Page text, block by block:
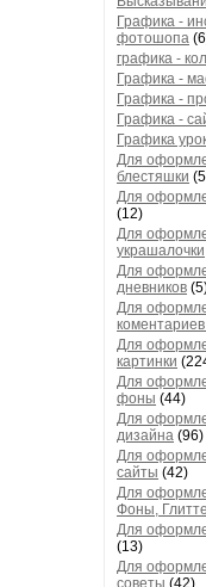
Графика -
фотошопа
графика -
Графика -
Графика -
Графика -
Графика
Для
блестяшки
Для
(12)
Для
украшалочки
Для
дневников
Для
Для
картинки
Для
фоны (44)
Для
дизайна (96)
Для
сайты (42)
Для
Фоны,
Для
(13)
Для
советы (42)